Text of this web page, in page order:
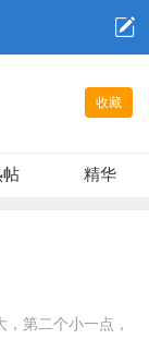
收藏
帖 精华
第二个小一点，